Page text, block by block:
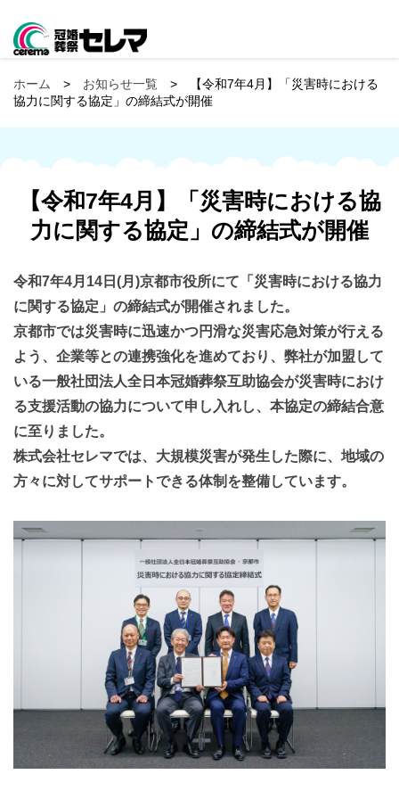
ホーム > お知らせ一覧 > 【令和7年4月】「災害時における
協力に関する協定」の締結式が開催
【令和7年4月】「災害時における協
力に関する協定」の締結式が開催
令和7年4月14日(月)京都市役所にて「災害時における協力
に関する協定」の締結式が開催されました。
京都市では災害時に迅速かつ円滑な災害応急対策が行える
よう、企業等との連携強化を進めており、弊社が加盟して
いる一般社団法人全日本冠婚葬祭互助協会が災害時におけ
る支援活動の協力について申し入れし、本協定の締結合意
に至りました。
株式会社セレマでは、大規模災害が発生した際に、地域の
方々に対してサポートできる体制を整備しています。